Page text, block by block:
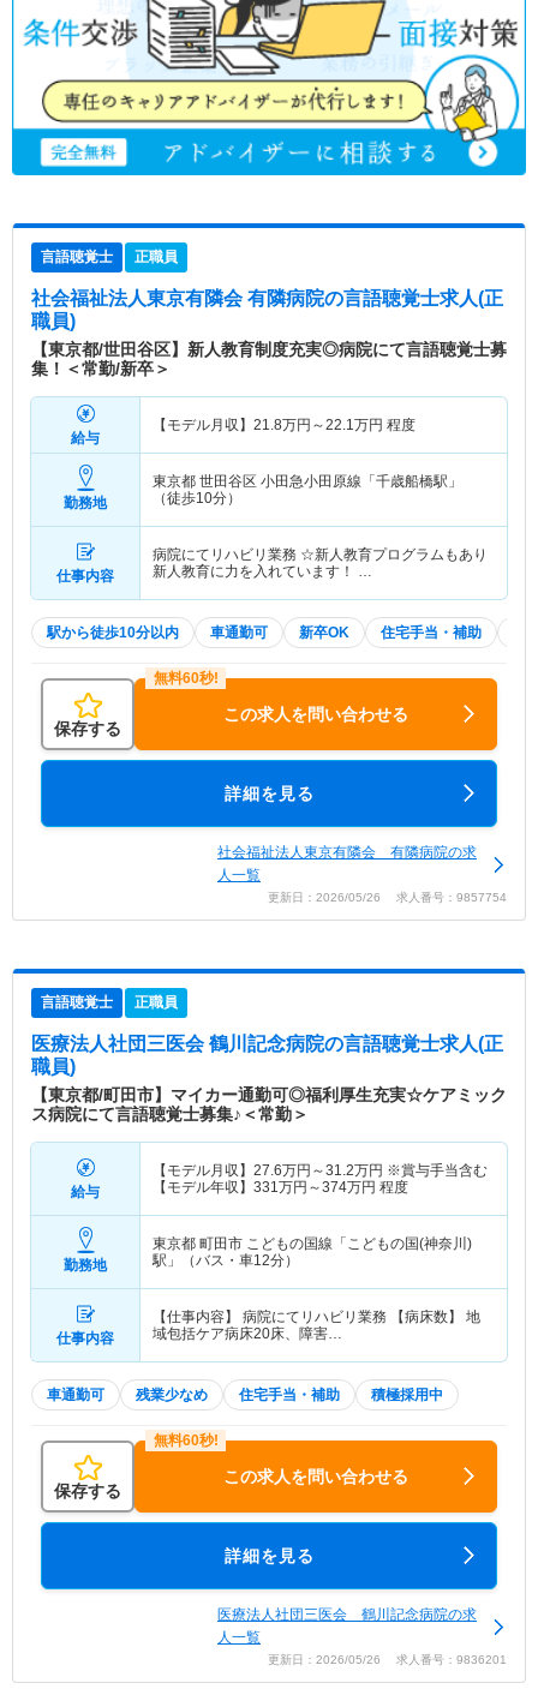
言語聴覚士 正職員
社会福祉法人東京有隣会 有隣病院の言語聴覚士求人(正
職員)
【東京都/世田谷区】新人教育制度充実◎病院にて言語聴覚士募
集！＜常勤/新卒＞
給与
【モデル月収】 21.8万円～22.1万円 程度
勤務地
東京都 世田谷区 小田急小田原線「千歳船橋駅」
（徒歩10分）
仕事内容
病院にてリハビリ業務 ☆新人教育プログラムもあり
新人教育に力を入れています！ …
駅から徒歩10分以内 車通勤可 新卒OK 住宅手当・補助
保存する
この求人を問い合わせる
詳細を見る
社会福祉法人東京有隣会 有隣病院の求
人一覧
更新日：2026/05/26 求人番号：9857754
言語聴覚士 正職員
医療法人社団三医会 鶴川記念病院の言語聴覚士求人(正
職員)
【東京都/町田市】マイカー通勤可◎福利厚生充実☆ケアミック
ス病院にて言語聴覚士募集♪＜常勤＞
給与
【モデル月収】 27.6万円～31.2万円 ※賞与手当含む
【モデル年収】 331万円～374万円 程度
勤務地
東京都 町田市 こどもの国線「こどもの国(神奈川)
駅」（バス・車12分）
仕事内容
【仕事内容】 病院にてリハビリ業務 【病床数】 地
域包括ケア病床20床、障害…
車通勤可 残業少なめ 住宅手当・補助 積極採用中
保存する
この求人を問い合わせる
詳細を見る
医療法人社団三医会 鶴川記念病院の求
人一覧
更新日：2026/05/26 求人番号：9836201